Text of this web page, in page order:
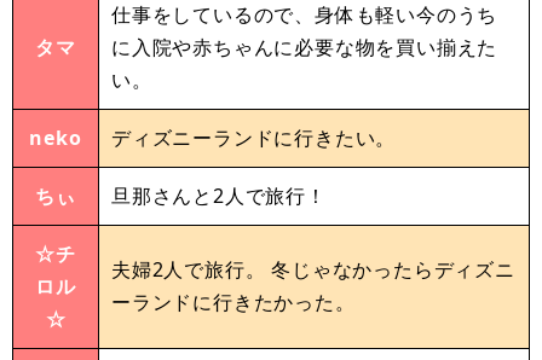
タマ
仕事をしているので、身体も軽い今のうち
に入院や赤ちゃんに必要な物を買い揃えた
い。
neko ディズニーランドに行きたい。
ちぃ 旦那さんと2人で旅行！
☆チ
ロル
☆
夫婦2人で旅行。 冬じゃなかったらディズニ
ーランドに行きたかった。